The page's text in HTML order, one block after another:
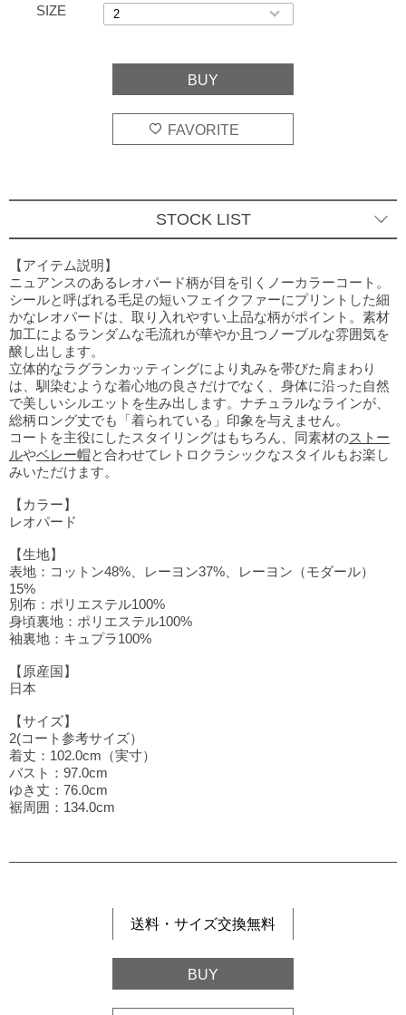
SIZE
STOCK LIST
【アイテム説明】
ニュアンスのあるレオパード柄が目を引くノーカラーコート。
シールと呼ばれる毛足の短いフェイクファーにプリントした細
かなレオパードは、取り入れやすい上品な柄がポイント。素材
加工によるランダムな毛流れが華やか且つノーブルな雰囲気を
醸し出します。
立体的なラグランカッティングにより丸みを帯びた肩まわり
は、馴染むような着心地の良さだけでなく、身体に沿った自然
で美しいシルエットを生み出します。ナチュラルなラインが、
総柄ロング丈でも「着られている」印象を与えません。
コートを主役にしたスタイリングはもちろん、同素材のストー
ルやベレー帽と合わせてレトロクラシックなスタイルもお楽し
みいただけます。
【カラー】
レオパード
【生地】
表地：コットン48%、レーヨン37%、レーヨン（モダール）
15%
別布：ポリエステル100%
身頃裏地：ポリエステル100%
袖裏地：キュプラ100%
【原産国】
日本
【サイズ】
2(コート参考サイズ）
着丈：102.0cm（実寸）
バスト：97.0cm
ゆき丈：76.0cm
裾周囲：134.0cm
送料・サイズ交換無料